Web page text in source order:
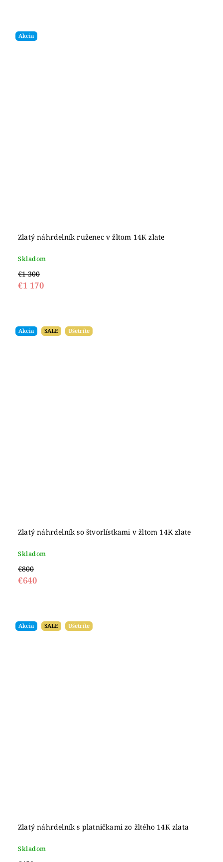
Akcia
Zlatý náhrdelník ruženec v žltom 14K zlate
Skladom
€1 300
€1 170
Akcia SALE Ušetríte
Zlatý náhrdelník so štvorlístkami v žltom 14K zlate
Skladom
€800
€640
Akcia SALE Ušetríte
Zlatý náhrdelník s platničkami zo žltého 14K zlata
Skladom